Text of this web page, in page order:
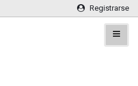
Registrarse